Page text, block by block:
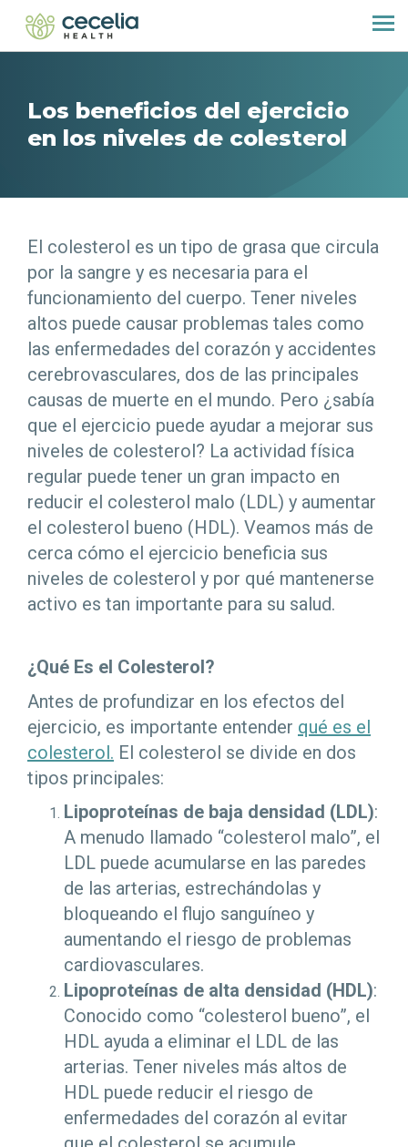
Los beneficios del ejercicio
en los niveles de colesterol
El colesterol es un tipo de grasa que circula
por la sangre y es necesaria para el
funcionamiento del cuerpo. Tener niveles
altos puede causar problemas tales como
las enfermedades del corazón y accidentes
cerebrovasculares, dos de las principales
causas de muerte en el mundo. Pero ¿sabía
que el ejercicio puede ayudar a mejorar sus
niveles de colesterol? La actividad física
regular puede tener un gran impacto en
reducir el colesterol malo (LDL) y aumentar
el colesterol bueno (HDL). Veamos más de
cerca cómo el ejercicio beneficia sus
niveles de colesterol y por qué mantenerse
activo es tan importante para su salud.
¿Qué Es el Colesterol?
Antes de profundizar en los efectos del
ejercicio, es importante entender qué es el
colesterol. El colesterol se divide en dos
tipos principales:
Lipoproteínas de baja densidad (LDL):
A menudo llamado “colesterol malo”, el
LDL puede acumularse en las paredes
de las arterias, estrechándolas y
bloqueando el flujo sanguíneo y
aumentando el riesgo de problemas
cardiovasculares.
Lipoproteínas de alta densidad (HDL):
Conocido como “colesterol bueno”, el
HDL ayuda a eliminar el LDL de las
arterias. Tener niveles más altos de
HDL puede reducir el riesgo de
enfermedades del corazón al evitar